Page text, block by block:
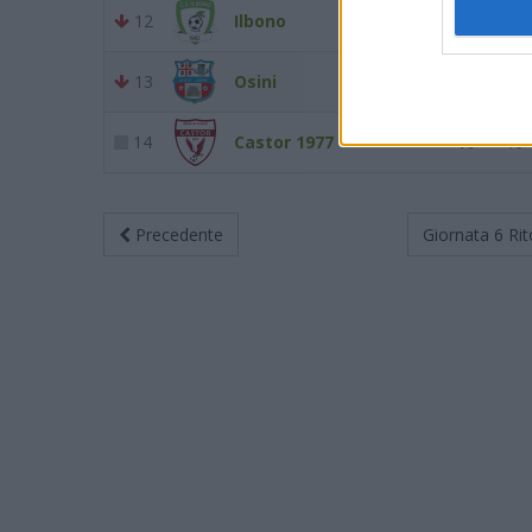
12 Ilbono
13 Osini
14 Castor 1977 10 19
Precedente Giornata 6